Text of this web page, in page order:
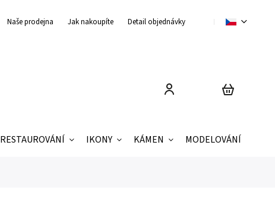
Naše prodejna Jak nakoupíte Detail objednávky Obchodní podmínky
RESTAUROVÁNÍ IKONY KÁMEN MODELOVÁNÍ